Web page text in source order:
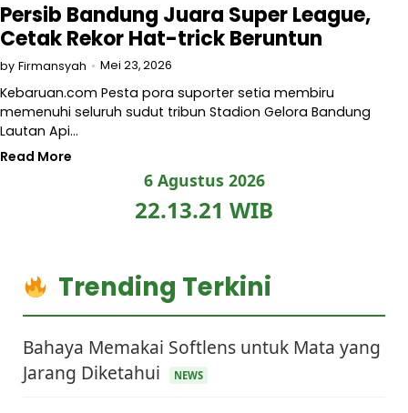
Persib Bandung Juara Super League,
Cetak Rekor Hat-trick Beruntun
by Firmansyah Mei 23, 2026
Kebaruan.com Pesta pora suporter setia membiru
memenuhi seluruh sudut tribun Stadion Gelora Bandung
Lautan Api…
Read More
6 Agustus 2026
22.13.21 WIB
Trending Terkini
Bahaya Memakai Softlens untuk Mata yang
Jarang Diketahui
NEWS